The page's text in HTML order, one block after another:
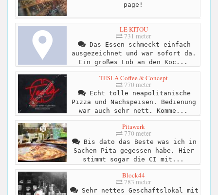
page!
LE KITOU
731 meter
Das Essen schmeckt einfach
ausgezeichnet und war sofort da.
Ein großes Lob an den Koc...
TESLA Coffee & Concept
770 meter
Echt tolle neapolitanische
Pizza und Nachspeisen. Bedienung
war auch sehr nett. Komme...
Pitawerk
770 meter
Bis dato das Beste was ich in
Sachen Pita gegessen habe. Hier
stimmt sogar die CI mit...
Block44
783 meter
Sehr nettes Geschäftslokal mit